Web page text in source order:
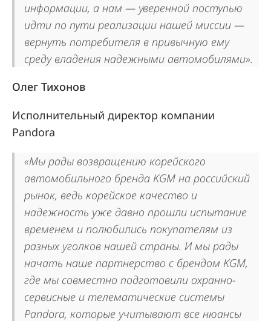
информации, а нам — уверенной поступью
идти по пути реализации нашей миссии —
вернуть потребителя в привычную ему
среду владения надежными автомобилями».
Олег Тихонов
Исполнительный директор компании
Pandora
«Мы рады возвращению корейского
автомобильного бренда KGM на российский
рынок, ведь корейское качество и
надежность уже давно прошли испытание
временем и полюбились покупателям из
разных уголков нашей страны. И мы рады
начать наше партнерство с брендом KGM,
где мы совместно подготовили охранно-
сервисные и телематические системы
Pandora, которые учитывают все нюансы